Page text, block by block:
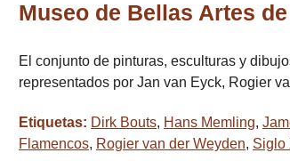
Museo de Bellas Artes
El conjunto de pinturas, esculturas y
representados por Jan van Eyck, Rogier
Etiquetas: Dirk Bouts, Hans Memling,
Flamencos, Rogier van der Weyden, Siglo